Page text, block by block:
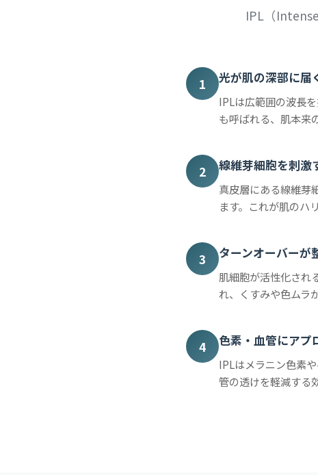
IPL（
1 光が肌の深部に届
IPLは広範囲の波長
も呼ばれる、肌本来
2 線維芽細胞を刺激
真皮層にある線維芽
ます。これが肌のハ
3 ターンオーバーが
肌細胞が活性化され
れ、くすみや色ムラ
4 色素・血管にアプ
IPLはメラニン色素
管の透けを軽減する